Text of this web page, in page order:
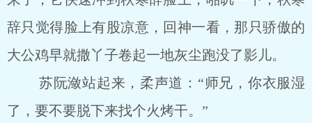
辞只觉得脸上有股凉意，回神一看，那只骄傲的
大公鸡早就撒丫子卷起一地灰尘跑没了影儿。
苏阮潋站起来，柔声道：“师兄，你衣服湿
了，要不要脱下来找个火烤干。”